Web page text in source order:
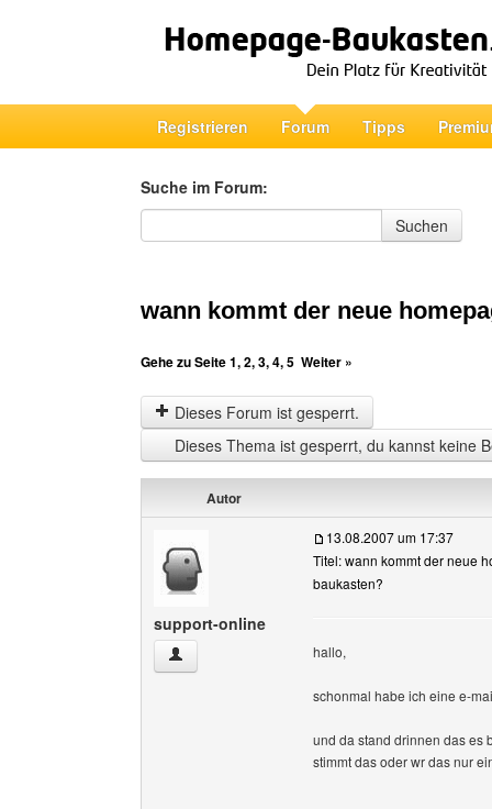
Registrieren Forum Tipps
Suche im Forum:
Suche im Forum
Suchen
wann kommt der neue
Gehe zu Seite1,2,3,4,5 Weiter »
Dieses Forum ist gesperrt.
Dieses Thema ist gesperrt, du kannst keine
Autor
support-online
support-online Benutzer-Profile anzeigen
13.08.2007 um 17:37
Titel: wann kommt der neue
baukasten?
hallo,
schonmal habe ich eine e-
und da stand drinnen das es
stimmt das oder wr das nur